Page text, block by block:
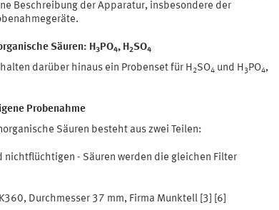
Beschreibung der Apparatur, insbesondere der
Säuren: H3PO4, H2SO4
darüber hinaus ein Probenset für H2SO4 und H3PO4,
Probenahme
Säuren besteht aus zwei Teilen:
nichtflüchtigen - Säuren werden die gleichen Filter
Durchmesser 37 mm, Firma Munktell [3] [6]